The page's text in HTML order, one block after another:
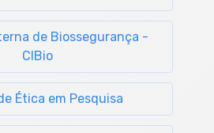
de Biossegurança -
CIBio
Ética em Pesquisa